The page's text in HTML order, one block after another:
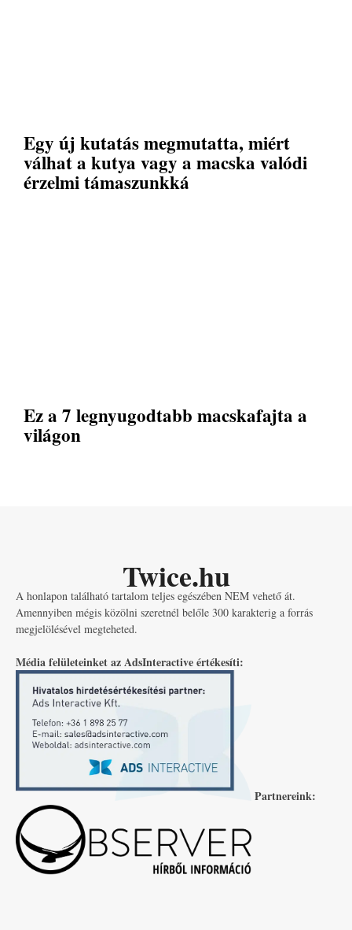
Egy új kutatás megmutatta, miért
válhat a kutya vagy a macska valódi
érzelmi támaszunkká
Ez a 7 legnyugodtabb macskafajta a
világon
Twice.hu
A honlapon található tartalom teljes egészében NEM vehető át.
Amennyiben mégis közölni szeretnél belőle 300 karakterig a forrás
megjelölésével megteheted.
Média felületeinket az AdsInteractive értékesíti:
Partnereink: